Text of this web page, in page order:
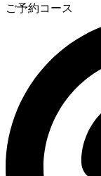
ご予約コース